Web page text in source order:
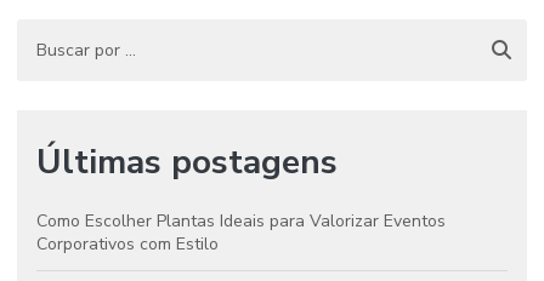
Últimas postagens
Como Escolher Plantas Ideais para Valorizar Eventos
Corporativos com Estilo